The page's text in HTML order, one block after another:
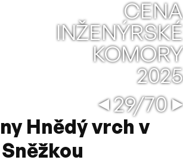
CENA
INŽENÝRSKÉ
KOMORY
2025
←29/70→
Hnědý vrch v